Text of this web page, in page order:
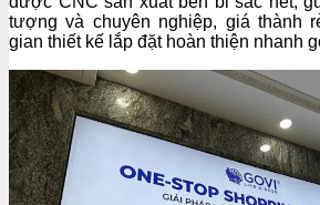
tượng và chuyên nghiệp, giá thành
gian thiết kế lắp đặt hoàn thiện nhanh